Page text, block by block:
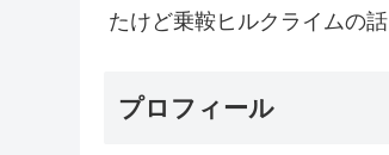
たけど乗鞍ヒルクライムの話
プロフィール